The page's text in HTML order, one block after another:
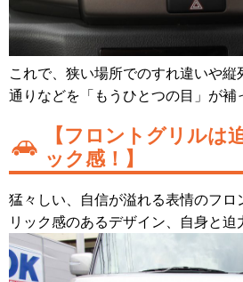
これで、狭い場所でのすれ違いや縦
通りなどを「もうひとつの目」が補
【フロントグリルは
ック感！】
猛々しい、自信が溢れる表情のフロ
リック感のあるデザイン、自身と迫